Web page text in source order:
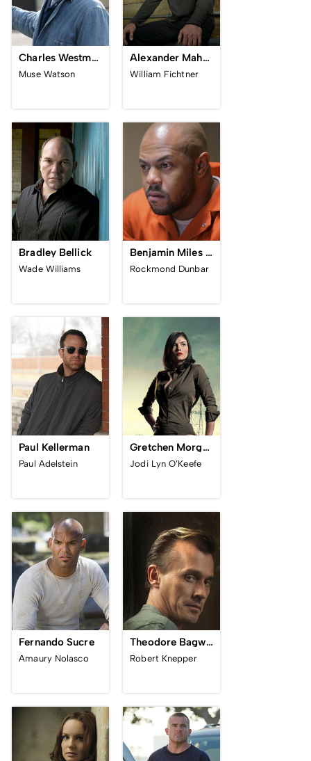
Charles Westmoreland
Muse Watson
Alexander Mahone
William Fichtner
Bradley Bellick
Wade Williams
Benjamin Miles Franklin
Rockmond Dunbar
Paul Kellerman
Paul Adelstein
Gretchen Morgan
Jodi Lyn O’Keefe
Fernando Sucre
Amaury Nolasco
Theodore Bagwell
Robert Knepper